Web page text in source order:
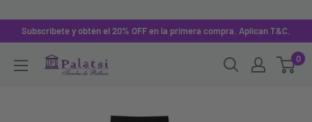
Subscribete y obtén el 20% OFF en la primera compra. Aplican T&C.
0